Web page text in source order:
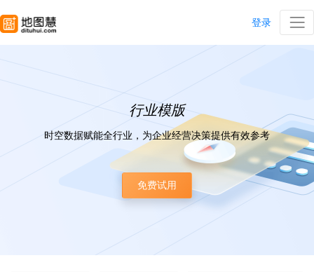
登录
行业模版
时空数据赋能全行业，为企业经营决策提供有效参考
免费试用